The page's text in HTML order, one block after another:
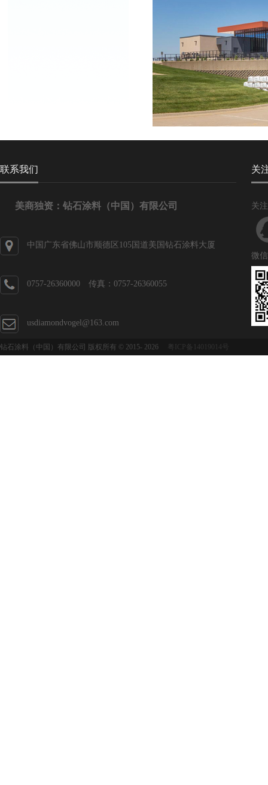
联系我们
美商独资：钻石涂料（中国）有限公司
中国广东省佛山市顺德区105国道美国钻石涂料大厦
0757-26360000 传真：0757-26360055
usdiamondvogel@163.com
关
关
微
钻石涂料（中国）有限公司 版权所有 © 2015- 2026 粤ICP备14019014号